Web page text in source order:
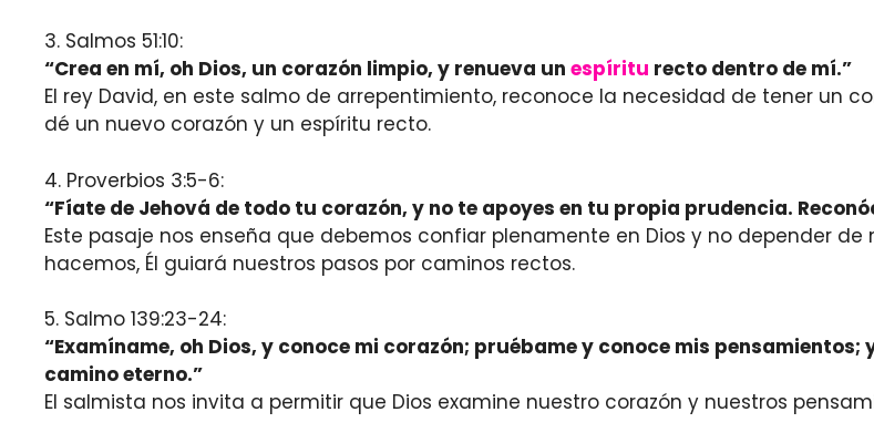
3. Salmos 51:10:
“Crea en mí, oh Dios, un corazón limpio, y renueva un espíritu recto dentro de mí.”
El rey David, en este salmo de arrepentimiento, reconoce la necesidad de tener un
dé un nuevo corazón y un espíritu recto.
4. Proverbios 3:5-6:
“Fíate de Jehová de todo tu corazón, y no te apoyes en tu propia prudencia.
Este pasaje nos enseña que debemos confiar plenamente en Dios y no depender
hacemos, Él guiará nuestros pasos por caminos rectos.
5. Salmo 139:23-24:
“Examíname, oh Dios, y conoce mi corazón; pruébame y conoce mis
camino eterno.”
El salmista nos invita a permitir que Dios examine nuestro corazón y nuestros